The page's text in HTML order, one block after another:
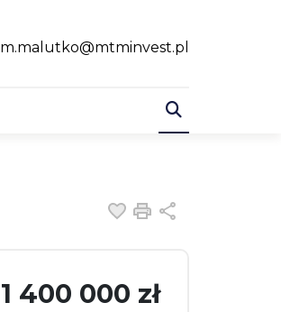
m.malutko@mtminvest.pl
Dodaj do
Drukuj
1 400 000 zł